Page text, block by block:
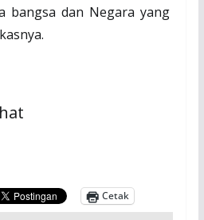
bangsa dan Negara yang
Cetak